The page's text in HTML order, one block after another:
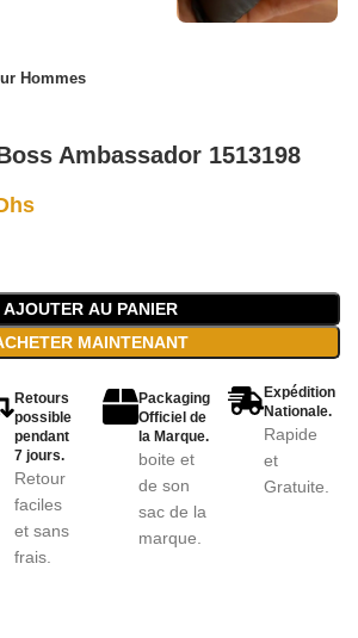
Hommes
Ambassador 1513198
AJOUTER AU PANIER
MAINTENANT
Retours
possible
pendant
7 jours.
Retour
faciles
et sans
frais.
Packaging
Officiel de
la Marque.
boite et
de son
sac de la
marque.
Expédition
Nationale.
Rapide
et
Gratuite.